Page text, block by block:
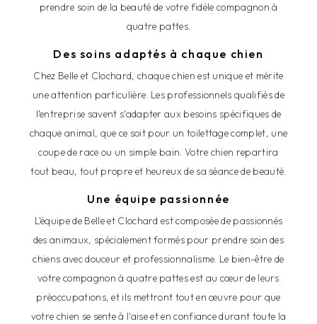
prendre soin de la beauté de votre fidèle compagnon à
quatre pattes.
Des soins adaptés à chaque chien
Chez Belle et Clochard, chaque chien est unique et mérite
une attention particulière. Les professionnels qualifiés de
l'entreprise savent s'adapter aux besoins spécifiques de
chaque animal, que ce soit pour un toilettage complet, une
coupe de race ou un simple bain. Votre chien repartira
tout beau, tout propre et heureux de sa séance de beauté.
Une équipe passionnée
L'équipe de Belle et Clochard est composée de passionnés
des animaux, spécialement formés pour prendre soin des
chiens avec douceur et professionnalisme. Le bien-être de
votre compagnon à quatre pattes est au cœur de leurs
préoccupations, et ils mettront tout en œuvre pour que
votre chien se sente à l'aise et en confiance durant toute la